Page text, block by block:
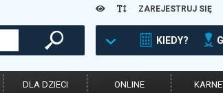
ZAREJESTRUJ SIĘ
KIEDY?
DLA DZIECI ONLINE